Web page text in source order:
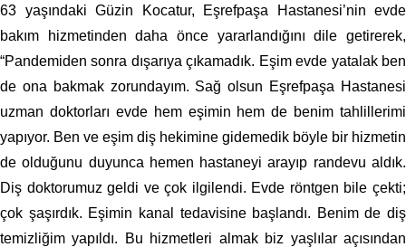
63 yaşındaki Güzin Kocatur, Eşrefpaşa Hastanesi’nin evde
bakım hizmetinden daha önce yararlandığını dile getirerek,
“Pandemiden sonra dışarıya çıkamadık. Eşim evde yatalak ben
de ona bakmak zorundayım. Sağ olsun Eşrefpaşa Hastanesi
uzman doktorları evde hem eşimin hem de benim tahlillerimi
yapıyor. Ben ve eşim diş hekimine gidemedik böyle bir hizmetin
de olduğunu duyunca hemen hastaneyi arayıp randevu aldık.
Diş doktorumuz geldi ve çok ilgilendi. Evde röntgen bile çekti;
çok şaşırdık. Eşimin kanal tedavisine başlandı. Benim de diş
temizliğim yapıldı. Bu hizmetleri almak biz yaşlılar açısından